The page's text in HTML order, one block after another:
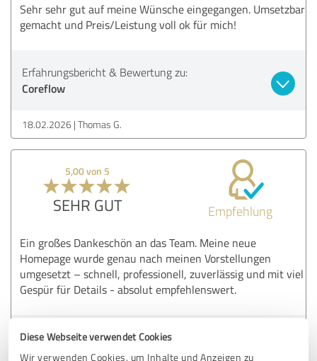
Diese Webseite verwendet Cookies
Wir verwenden Cookies, um Inhalte und Anzeigen zu
Sehr sehr gut auf meine Wünsche eingegangen. Umsetzbar
gemacht und Preis/Leistung voll ok für mich!
Erfahrungsbericht & Bewertung zu:
Coreflow
18.02.2026 Thomas G.
5,00 von 5
SEHR GUT Empfehlung
Ein großes Dankeschön an das Team. Meine neue
Homepage wurde genau nach meinen Vorstellungen
umgesetzt – schnell, professionell, zuverlässig und mit viel
Gespür für Details - absolut empfehlenswert.
Erfahrungsbericht & Bewertung zu:
Coreflow